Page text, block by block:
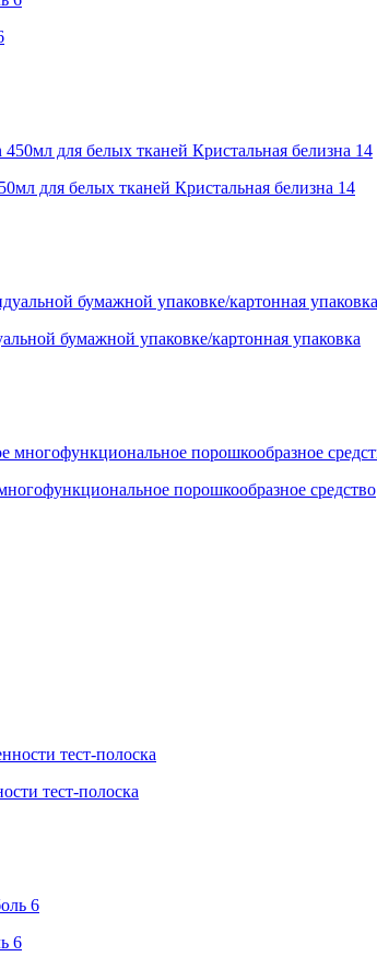
для белых тканей Кристальная белизна 14
бумажной упаковке/картонная упаковка
порошкообразное средство
тест-полоска
6